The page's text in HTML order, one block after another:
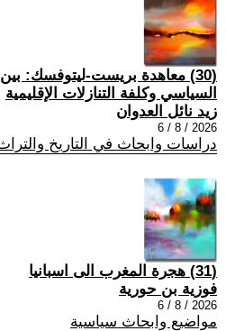
(30) معاهدة بريست-ليتوفسك:
السياسي وكلفة التنازلات الإقليمية
زيد نائل العدوان
2026 / 8 / 6
دراسات وابحاث في التاريخ
(31) هجرة المغرب الى اسبانيا
فوزية بن حورية
2026 / 8 / 6
مواضيع وابحاث سياسية